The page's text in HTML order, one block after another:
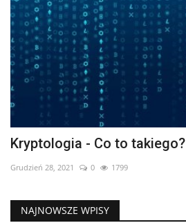
Kryptologia - Co to takiego?
Grudzień 28, 2021 0 1799
NAJNOWSZE WPISY